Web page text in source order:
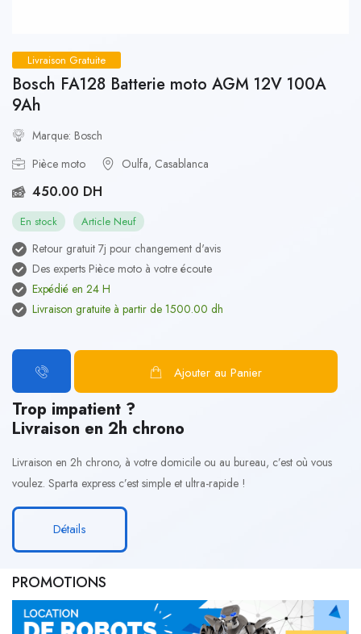
Livraison Gratuite
Bosch FA128 Batterie moto AGM 12V 100A
9Ah
Marque: Bosch
Pièce moto
Oulfa, Casablanca
450.00 DH
En stock Article Neuf
Retour gratuit 7j pour changement d'avis
Des experts Pièce moto à votre écoute
Expédié en 24 H
Livraison gratuite à partir de 1500.00 dh
Ajouter au Panier
Trop impatient ?
Livraison en 2h chrono
Livraison en 2h chrono, à votre domicile ou au bureau, c’est où vous
voulez. Sparta express c’est simple et ultra-rapide !
Détails
PROMOTIONS